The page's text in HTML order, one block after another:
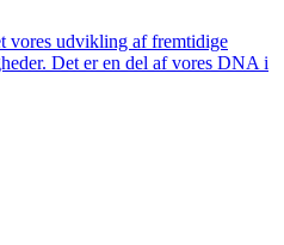
vores udvikling af fremtidige
Det er en del af vores DNA i